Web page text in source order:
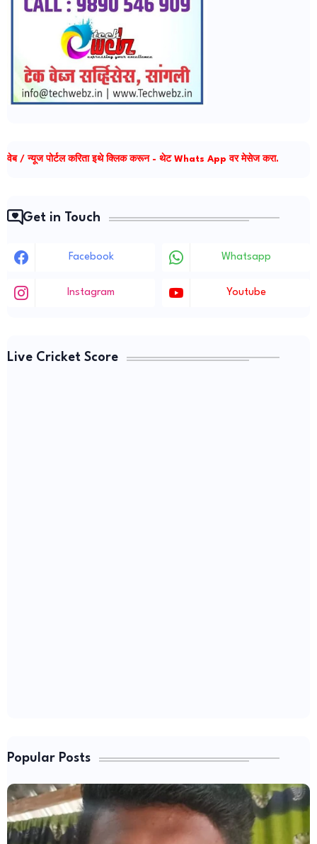
वेब / न्यूज पोर्टल करिता इथे क्लिक करून - थेट Whats App वर मेसेज करा.
Get in Touch
Facebook Whatsapp
Instagram Youtube
Live Cricket Score
Popular Posts